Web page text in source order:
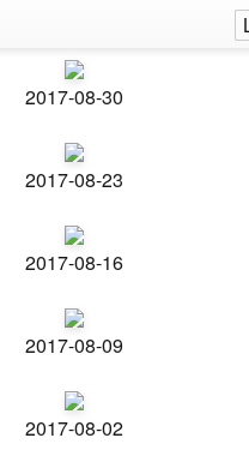
2017-08-30
2017-08-23
2017-08-16
2017-08-09
2017-08-02